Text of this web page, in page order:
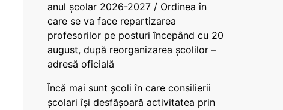
anul școlar 2026-2027 / Ordinea în
care se va face repartizarea
profesorilor pe posturi începând cu 20
august, după reorganizarea școlilor –
adresă oficială
Încă mai sunt școli în care consilierii
școlari își desfășoară activitatea prin